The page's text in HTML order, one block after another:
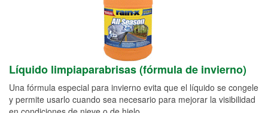
Líquido limpiaparabrisas (fórmula de invierno)
Una fórmula especial para invierno evita que el líquido se congele
y permite usarlo cuando sea necesario para mejorar la visibilidad